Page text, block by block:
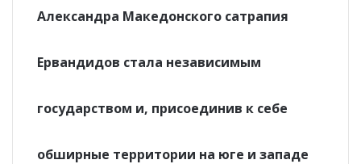
Александра Македонского сатрапия
Ервандидов стала независимым
государством и, присоединив к себе
обширные территории на юге и западе